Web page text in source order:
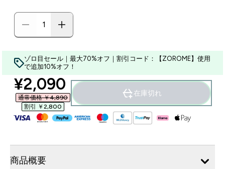
ゾロ目セール｜最大70%オフ｜割引コード：【ZOROME】使用
で追加10%オフ！
discounted price
¥2,090‎
通常価格 ￥4,890‎
割引 ￥2,800‎
在庫切れ
商品概要